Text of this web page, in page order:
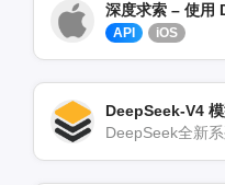
深度求索 – 使用
API iOS
DeepSeek-V4